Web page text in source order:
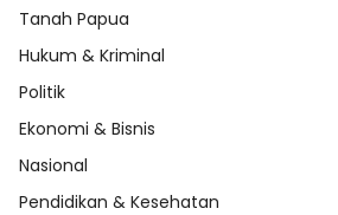
Tanah Papua
Hukum & Kriminal
Politik
Ekonomi & Bisnis
Nasional
Pendidikan & Kesehatan